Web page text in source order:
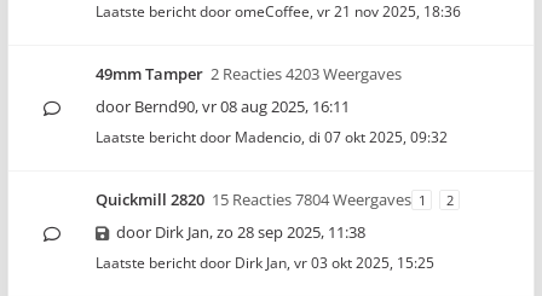
Laatste bericht dooromeCoffee, vr 21 nov 2025, 18:36
49mm Tamper 2 Reacties 4203 Weergaves
door Bernd90,vr 08 aug 2025, 16:11
Laatste bericht door Madencio, di 07 okt 2025, 09:32
Quickmill 2820 15 Reacties 7804 Weergaves 1 2
door Dirk Jan,zo 28 sep 2025, 11:38
Laatste bericht door Dirk Jan, vr 03 okt 2025, 15:25